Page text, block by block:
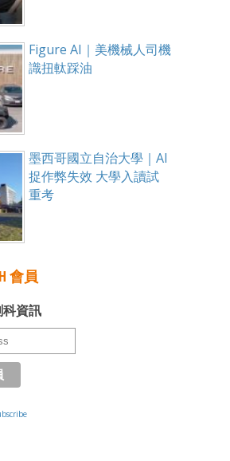
Figure AI｜美機械人司機
識扭軚踩油
墨西哥國立自治大學｜AI
捉作弊失效 大學入讀試
重考
會員
科資訊